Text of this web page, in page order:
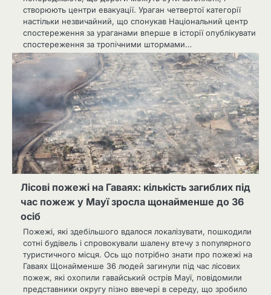
створюють центри евакуації. Ураган четвертої категорії
настільки незвичайний, що спонукав Національний центр
спостереження за ураганами вперше в історії опублікувати
спостереження за тропічними штормами…
Лісові пожежі на Гаваях: кількість загиблих під
час пожеж у Мауї зросла щонайменше до 36
осіб
Пожежі, які здебільшого вдалося локалізувати, пошкодили
сотні будівель і спровокували шалену втечу з популярного
туристичного місця. Ось що потрібно знати про пожежі на
Гаваях Щонайменше 36 людей загинули під час лісових
пожеж, які охопили гавайський острів Мауї, повідомили
представники округу пізно ввечері в середу, що зробило